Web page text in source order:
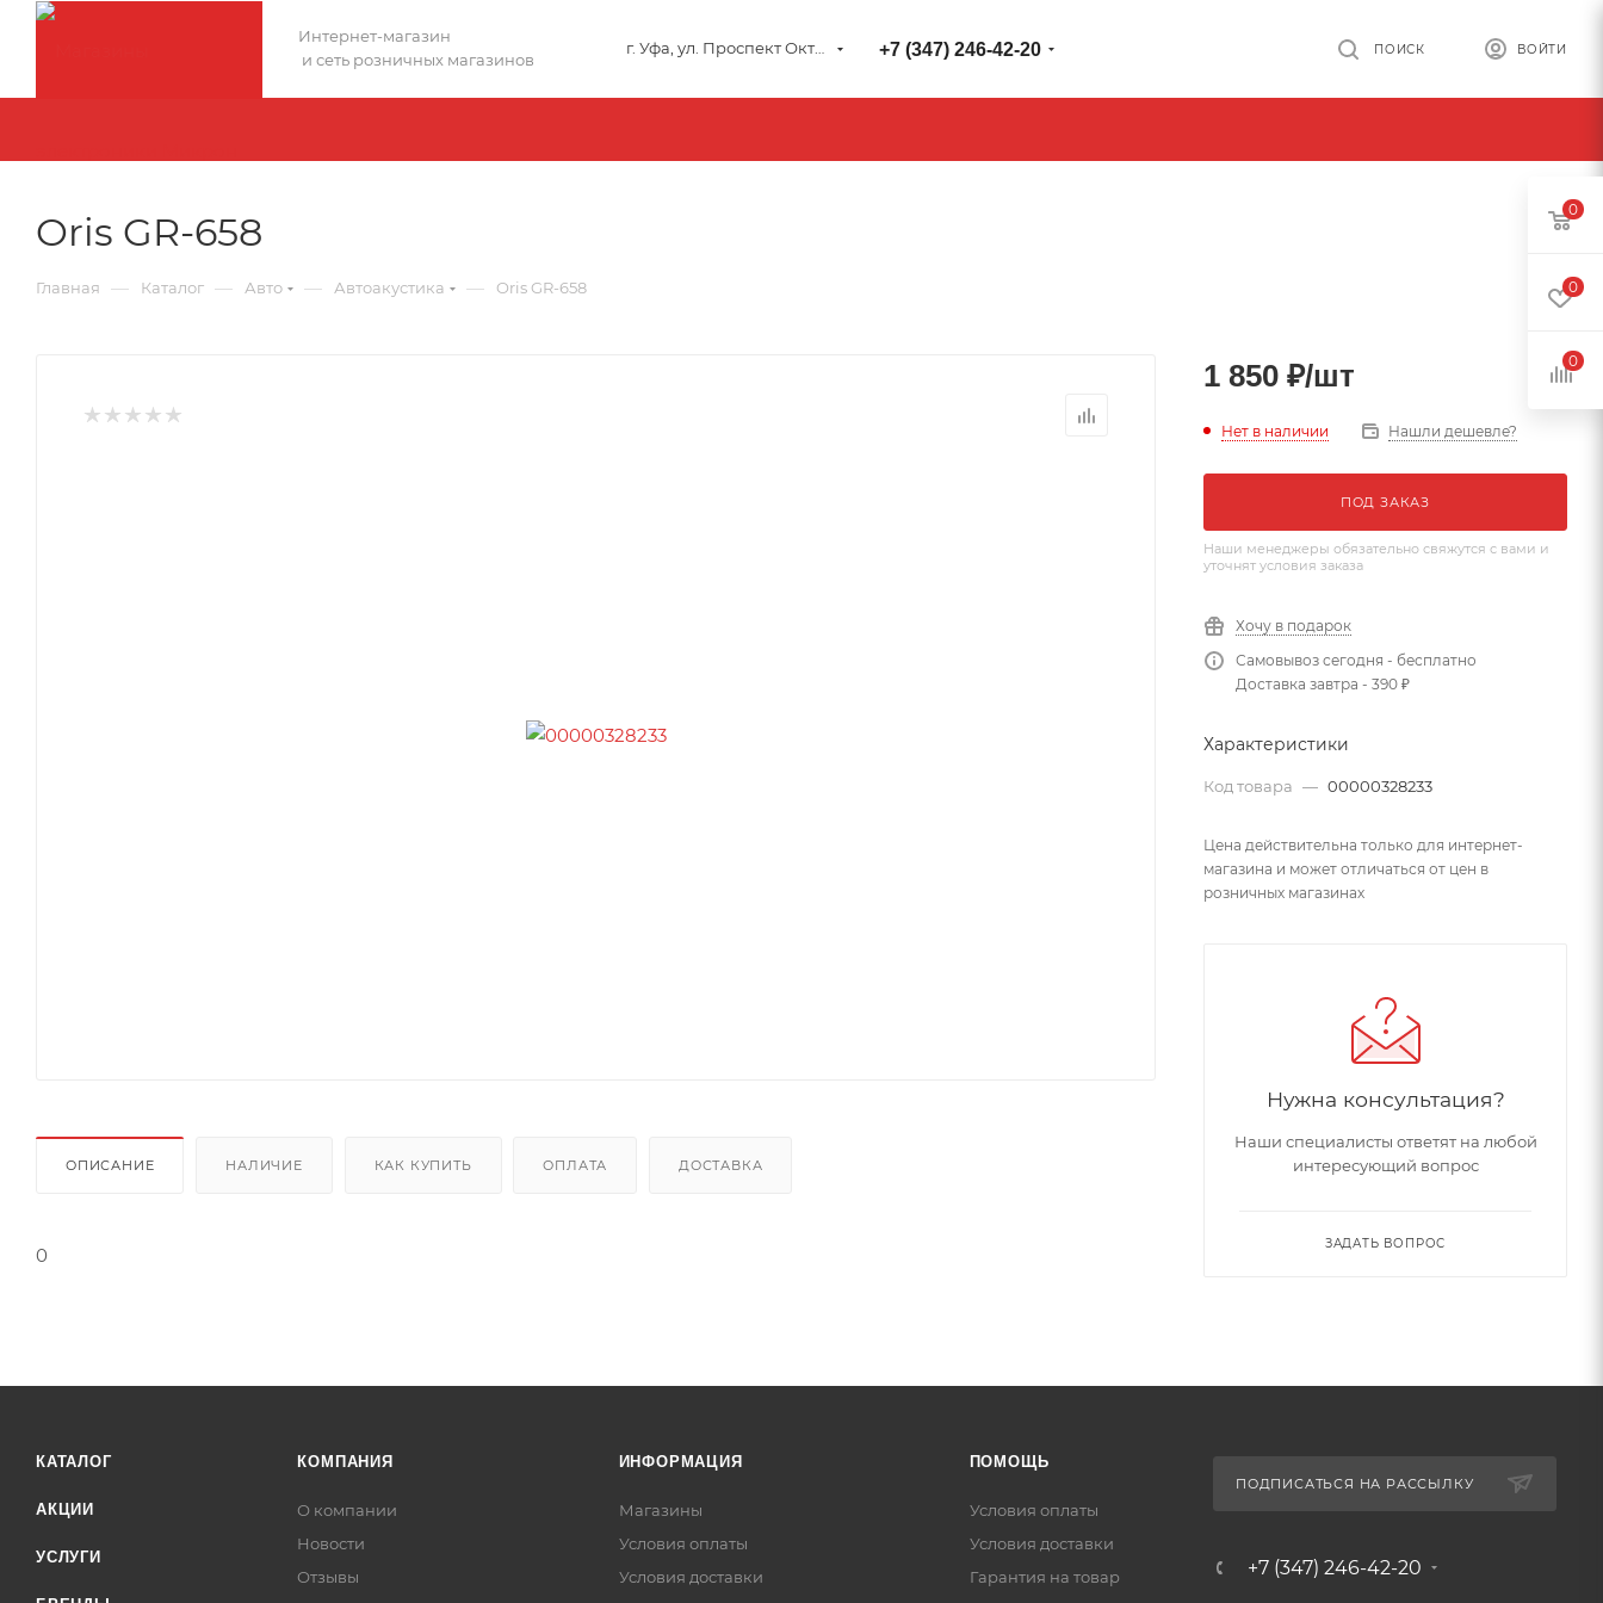
Интернет-магазин
и сеть розничных магазинов
+7 (347) 246-42-20 ВОЙТИ
ПОИСК
Oris GR-658
Главная — Каталог — Авто — Автоакустика — Oris GR-658
ОПИСАНИЕ НАЛИЧИЕ КАК КУПИТЬ ОПЛАТА ДОСТАВКА
0
1 850 ₽/шт
Нет в наличии Нашли дешевле?
ПОД ЗАКАЗ
Наши менеджеры обязательно свяжутся с вами и
уточнят условия заказа
Хочу в подарок
Самовывоз сегодня - бесплатно
Доставка завтра - 390 ₽
Характеристики
Код товара — 00000328233
Цена действительна только для интернет-
магазина и может отличаться от цен в
розничных магазинах
Нужна консультация?
Наши специалисты ответят на любой
интересующий вопрос
ЗАДАТЬ ВОПРОС
КАТАЛОГ
АКЦИИ
УСЛУГИ
КОМПАНИЯ
О компании
Новости
Отзывы
ИНФОРМАЦИЯ
Магазины
Условия оплаты
Условия доставки
ПОМОЩЬ
Условия оплаты
Условия доставки
Гарантия на товар
ПОДПИСАТЬСЯ НА РАССЫЛКУ
+7 (347) 246-42-20
0
0
0